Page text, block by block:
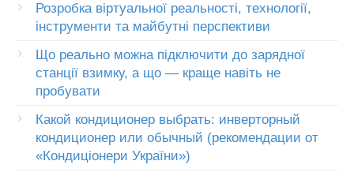
Розробка віртуальної реальності, технології,
інструменти та майбутні перспективи
Що реально можна підключити до зарядної
станції взимку, а що — краще навіть не
пробувати
Какой кондиционер выбрать: инверторный
кондиционер или обычный (рекомендации от
«Кондиціонери України»)